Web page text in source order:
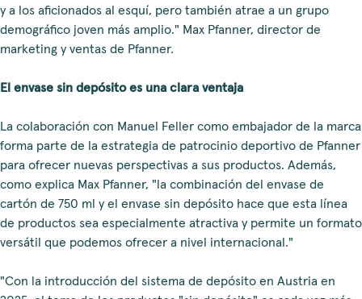
y a los aficionados al esquí, pero también atrae a un grupo
demográfico joven más amplio." Max Pfanner, director de
marketing y ventas de Pfanner.
El envase sin depósito es una clara ventaja
La colaboración con Manuel Feller como embajador de la marca
forma parte de la estrategia de patrocinio deportivo de Pfanner
para ofrecer nuevas perspectivas a sus productos. Además,
como explica Max Pfanner, "la combinación del envase de
cartón de 750 ml y el envase sin depósito hace que esta línea
de productos sea especialmente atractiva y permite un formato
versátil que podemos ofrecer a nivel internacional."
"Con la introducción del sistema de depósito en Austria en